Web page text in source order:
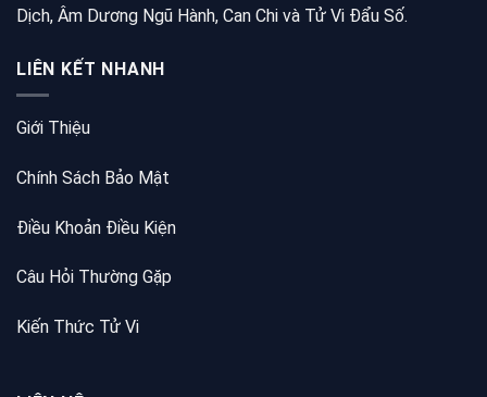
Dịch, Âm Dương Ngũ Hành, Can Chi và Tử Vi Đẩu Số.
LIÊN KẾT NHANH
Giới Thiệu
Chính Sách Bảo Mật
Điều Khoản Điều Kiện
Câu Hỏi Thường Gặp
Kiến Thức Tử Vi